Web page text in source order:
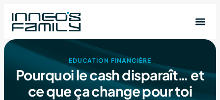
EDUCATION FINANCIÈRE
Pourquoi le cash disparaît… et
ce que ça change pour toi